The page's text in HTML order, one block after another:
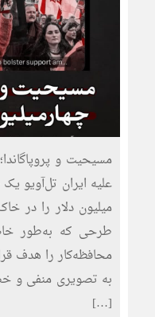
میلیون دلار را در
طرحی که به‌طور
محافظه‌کار را هدف
به تصویری منفی و
[…]